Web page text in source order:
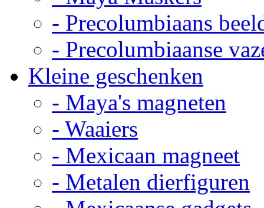
- Precolumbiaans
- Precolumbiaanse
Kleine geschenken
- Maya's magneten
- Waaiers
- Mexicaan magneet
- Metalen dierfiguren